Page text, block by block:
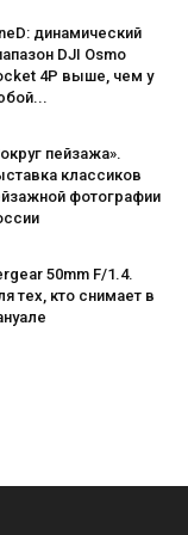
динамический
DJI Osmo
4P выше, чем у
пейзажа».
классиков
фотографии
50mm F/1.4.
тех, кто снимает в